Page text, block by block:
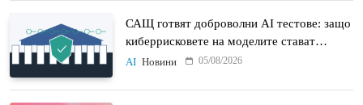
САЩ готвят доброволни AI тестове: защо
киберрисковете на моделите стават
политически въпрос
AI Новини 05/08/2026